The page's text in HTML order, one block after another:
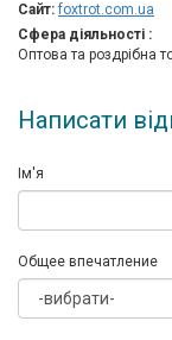
Сайт: foxtrot.com.ua
Сфера діяльності :
Оптова та роздрібна
Написати
Ім'я
Общее впечатление